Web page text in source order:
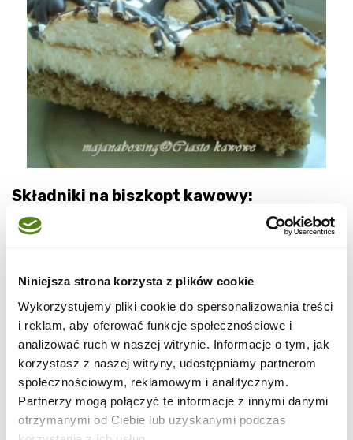
Niniejsza strona korzysta z plików cookie
Wykorzystujemy pliki cookie do spersonalizowania treści
i reklam, aby oferować funkcje społecznościowe i
analizować ruch w naszej witrynie. Informacje o tym, jak
korzystasz z naszej witryny, udostępniamy partnerom
społecznościowym, reklamowym i analitycznym.
Partnerzy mogą połączyć te informacje z innymi danymi
otrzymanymi od Ciebie lub uzyskanymi podczas
Składniki na biszkopt kawowy:
*3 jajka
*1/2 szklanki mąki pszennej
*1/3 szklanki cukru
*3 łyżki mąki ziemniaczanej
*1 łyżka mielonej kawy
*1 płaska łyżeczka proszku do pieczenia